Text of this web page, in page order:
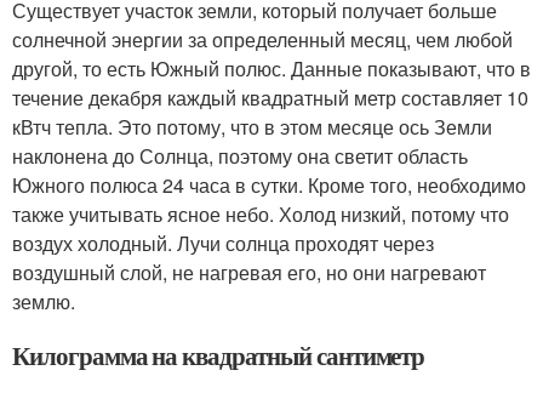
Существует участок земли, который получает больше
солнечной энергии за определенный месяц, чем любой
другой, то есть Южный полюс. Данные показывают, что в
течение декабря каждый квадратный метр составляет 10
кВтч тепла. Это потому, что в этом месяце ось Земли
наклонена до Солнца, поэтому она светит область
Южного полюса 24 часа в сутки. Кроме того, необходимо
также учитывать ясное небо. Холод низкий, потому что
воздух холодный. Лучи солнца проходят через
воздушный слой, не нагревая его, но они нагревают
землю.
Килограмма на квадратный сантиметр